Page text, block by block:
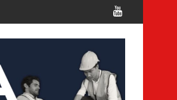
podría convertirse en una 'Gaza
el debate sobre su estrategia nuclear
aldeas por fuerte erupción del